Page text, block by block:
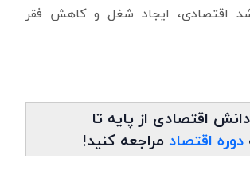
اقتصادی، ایجاد شغل و کاهش فقر
اقتصادی از پایه تا
دوره اقتصاد مراجعه کنید!